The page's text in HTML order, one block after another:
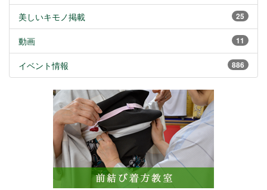
25
美しいキモノ掲載
11
動画
886
イベント情報